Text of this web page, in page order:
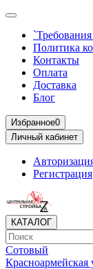
Политика
Контакты
Оплата
Доставка
Блог
Избранное0
Личный кабинет
Регистрация
КАТАЛОГ
Сотовый
Красноармейская